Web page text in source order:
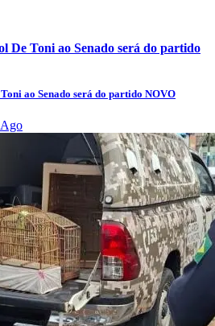
De Toni ao Senado será do partido
ao Senado será do partido NOVO